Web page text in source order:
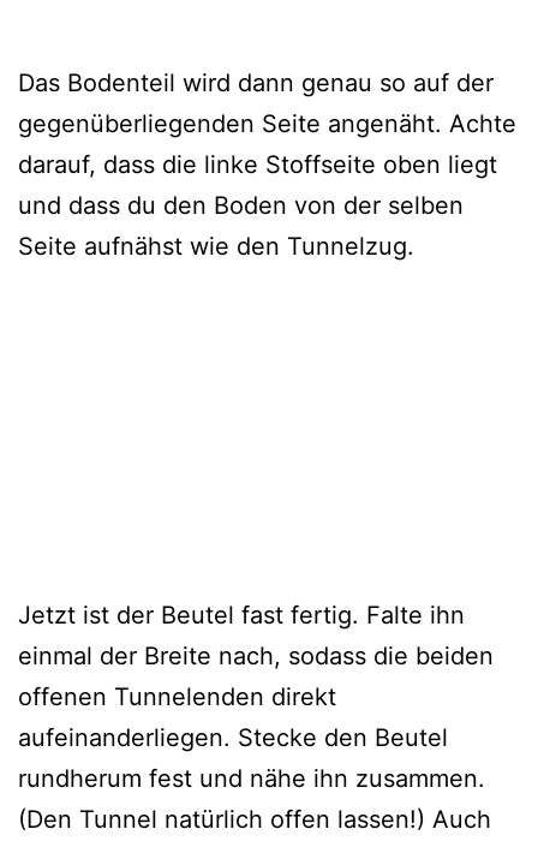
Das Bodenteil wird dann genau so auf der
gegenüberliegenden Seite angenäht. Achte
darauf, dass die linke Stoffseite oben liegt
und dass du den Boden von der selben
Seite aufnähst wie den Tunnelzug.
Jetzt ist der Beutel fast fertig. Falte ihn
einmal der Breite nach, sodass die beiden
offenen Tunnelenden direkt
aufeinanderliegen. Stecke den Beutel
rundherum fest und nähe ihn zusammen.
(Den Tunnel natürlich offen lassen!) Auch